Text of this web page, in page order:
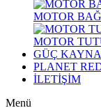
MOTOR
MOTOR
GÜÇ
PLANET
İLETİŞİM
Menü